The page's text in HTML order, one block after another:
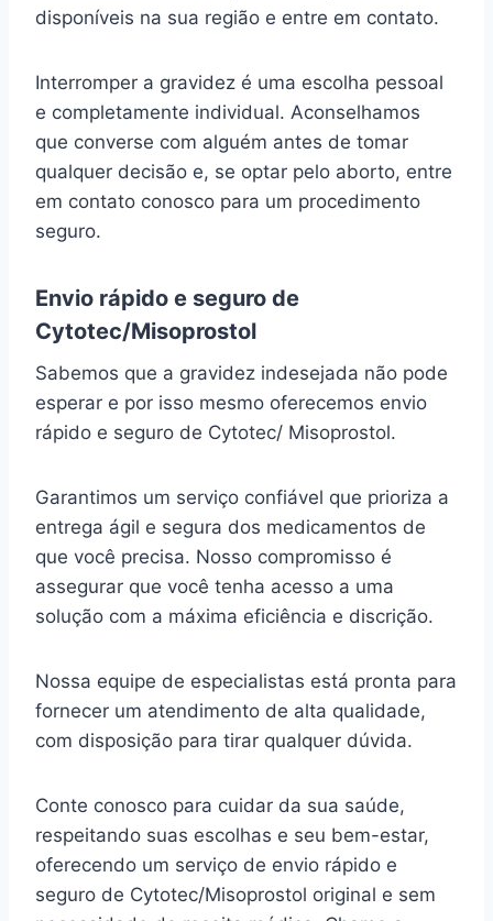
disponíveis na sua região e entre em contato.
Interromper a gravidez é uma escolha pessoal
e completamente individual. Aconselhamos
que converse com alguém antes de tomar
qualquer decisão e, se optar pelo aborto, entre
em contato conosco para um procedimento
seguro.
Envio rápido e seguro de
Cytotec/Misoprostol
Sabemos que a gravidez indesejada não pode
esperar e por isso mesmo oferecemos envio
rápido e seguro de Cytotec/ Misoprostol.
Garantimos um serviço confiável que prioriza a
entrega ágil e segura dos medicamentos de
que você precisa. Nosso compromisso é
assegurar que você tenha acesso a uma
solução com a máxima eficiência e discrição.
Nossa equipe de especialistas está pronta para
fornecer um atendimento de alta qualidade,
com disposição para tirar qualquer dúvida.
Conte conosco para cuidar da sua saúde,
respeitando suas escolhas e seu bem-estar,
oferecendo um serviço de envio rápido e
seguro de Cytotec/Misoprostol original e sem